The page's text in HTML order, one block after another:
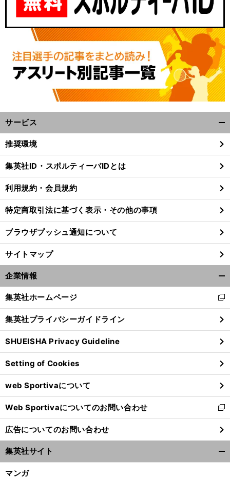
【
W
】
・
特
」
サービス
閉
る
推奨環境
集英社ID・スポルティーバIDとは
利用規約・会員規約
特定商取引法に基づく表示・その他の事項
ブラウザプッシュ通知について
サイトマップ
企業情報
閉
る
集英社ホームページ
新
し
い
ウ
ィ
ン
ド
ウ
で
開
く
集英社プライバシーガイドライン
SHUEISHA Privacy Guideline
Setting of Cookies
web Sportivaについて
Web Sportivaについてのお問い合わせ
新
し
い
ウ
ィ
ン
広告についてのお問い合わせ
集英社サイト
マンガ